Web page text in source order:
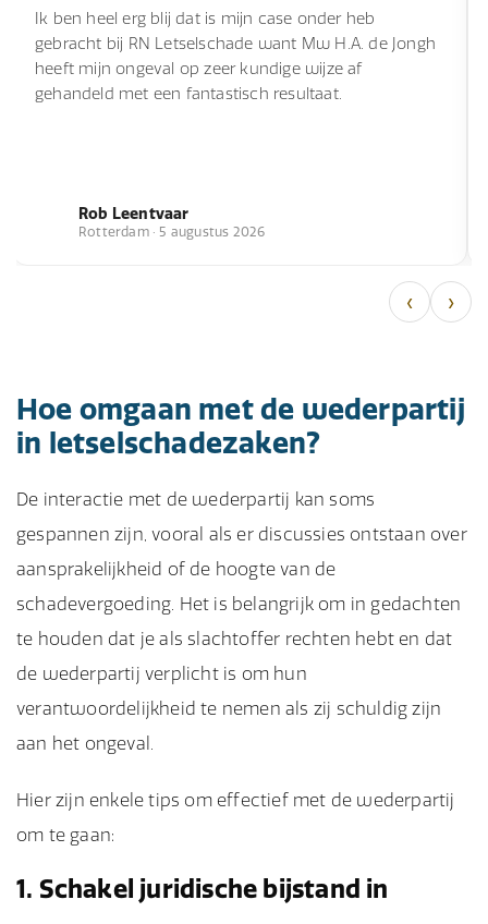
Ik ben heel erg blij dat is mijn case onder heb
gebracht bij RN Letselschade want Mw H.A. de Jongh
heeft mijn ongeval op zeer kundige wijze af
gehandeld met een fantastisch resultaat.
Rob Leentvaar
Rotterdam · 5 augustus 2026
‹ ›
Hoe omgaan met de wederpartij
in letselschadezaken?
De interactie met de wederpartij kan soms
gespannen zijn, vooral als er discussies ontstaan over
aansprakelijkheid of de hoogte van de
schadevergoeding. Het is belangrijk om in gedachten
te houden dat je als slachtoffer rechten hebt en dat
de wederpartij verplicht is om hun
verantwoordelijkheid te nemen als zij schuldig zijn
aan het ongeval.
Hier zijn enkele tips om effectief met de wederpartij
om te gaan:
1. Schakel juridische bijstand in